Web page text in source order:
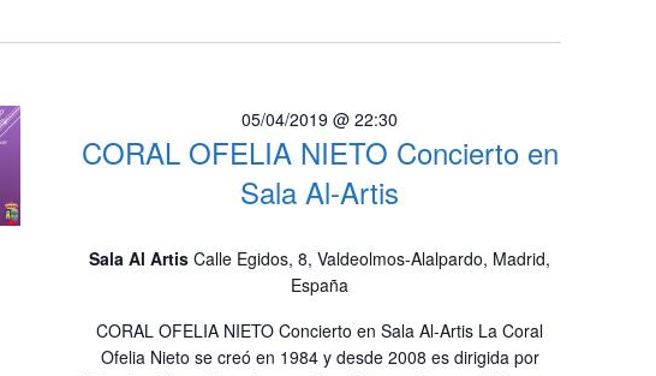
e
c
ó
d
g
i
ó
e
i
s
CORAL OFELIA NIETO Concierto en
Sala Al-Artis
05/04/2019 @ 22:30
Sala Al Artis Calle Egidos, 8, Valdeolmos-Alalpardo, Madrid,
España
CORAL OFELIA NIETO Concierto en Sala Al-Artis La Coral
Ofelia Nieto se creó en 1984 y desde 2008 es dirigida por